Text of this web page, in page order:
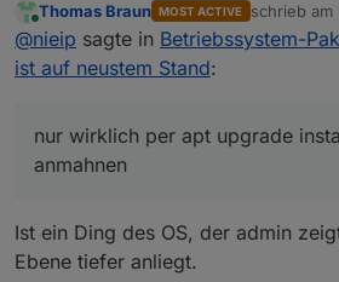
ich finde Hinweise zum
richtig und wichtig.
Aber bitte nicht jedes mal, wenn
eine Warteschleife existiert ud
gesonderten Parametern von apt
Updates installieren kann. Also
Deshalb würde auch ich es
das betriebssstem als Grundlage
aktuell zu halten.
Da sehe ich aber auch Spielraum
anmahnen
Admins im Browser bringen
Einstellbar. Max 30 Tage.
die Updateprüfung des
einstellbare Zeitintervall der
schönen RestSonntag dann noch
Online
Thomas Braun MOST ACTIVE schrieb am
zuletzt
@nieip sagte in Betriebssystem-
ist auf neustem Stand:
nur wirklich per apt upgrade
anmahnen
Ist ein Ding des OS, der admin
Ebene tiefer anliegt.